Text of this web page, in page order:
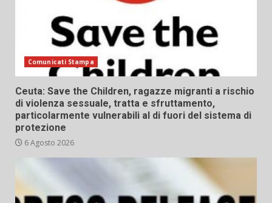
Comunicati Stampa
Ceuta: Save the Children, ragazze migranti a rischio
di violenza sessuale, tratta e sfruttamento,
particolarmente vulnerabili al di fuori del sistema di
protezione
6 Agosto 2026